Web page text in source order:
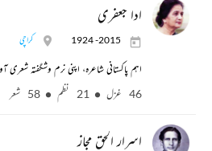
ادا جعفری
1924 -2015 کراچی
اہم پاکستانی شاعرہ، اپنی نرم وشگفتہ
46 غزل
21 نظم 58 شعر
اسرار الحق مجاز